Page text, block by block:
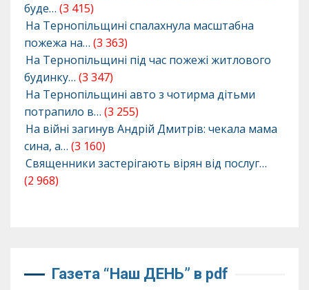
буде… (3 415)
На Тернопільщині спалахнула масштабна
пожежа на… (3 363)
На Тернопільщині під час пожежі житлового
будинку… (3 347)
На Тернопільщині авто з чотирма дітьми
потрапило в… (3 255)
На війні загинув Андрій Дмитрів: чекала мама
сина, а… (3 160)
Священники застерігають вірян від послуг…
(2 968)
Газета “Наш ДЕНЬ” в pdf